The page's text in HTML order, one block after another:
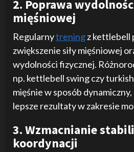
2. Poprawa
mięśniowej
Regularnytreningz kettlebell
zwiększenie siły mięśniowej
wydolności fizycznej.
np. kettlebell swing czy
mięśnie w sposób dynamiczny,
lepsze rezultaty w zakresie
3. Wzmacnianie
koordynacji